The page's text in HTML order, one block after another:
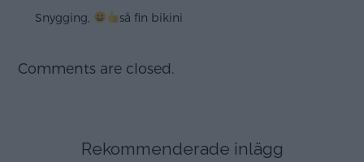
Snygging, så fin bikini
Comments are closed.
Rekommenderade inlägg